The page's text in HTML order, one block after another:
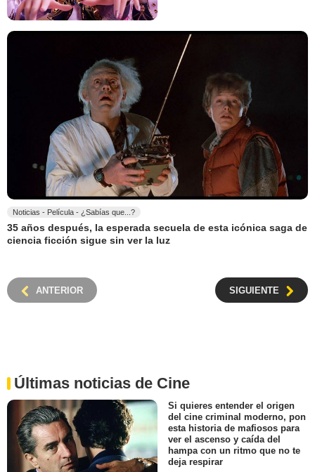
Noticias - Película - ¿Sabías que...?
35 años después, la esperada secuela de esta icónica saga de
ciencia ficción sigue sin ver la luz
ANTERIOR SIGUIENTE
Últimas noticias de Cine
Si quieres entender el origen
del cine criminal moderno, pon
esta historia de mafiosos para
ver el ascenso y caída del
hampa con un ritmo que no te
deja respirar